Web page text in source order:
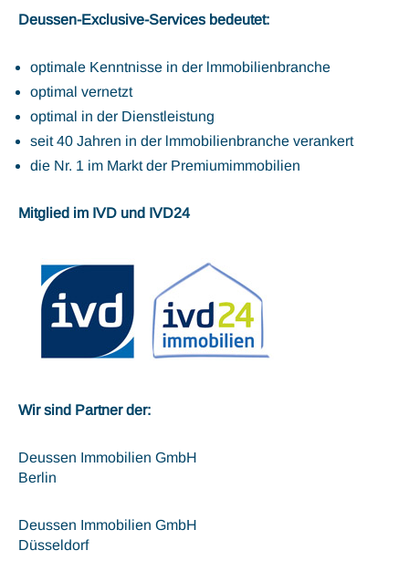
Deussen-Exclusive-Services bedeutet:
optimale Kenntnisse in der lmmobilienbranche
optimal vernetzt
optimal in der Dienstleistung
seit 40 Jahren in der lmmobilienbranche verankert
die Nr. 1 im Markt der Premiumimmobilien
Mitglied im IVD und IVD24
Wir sind Partner der:
Deussen Immobilien GmbH
Berlin
Deussen Immobilien GmbH
Düsseldorf